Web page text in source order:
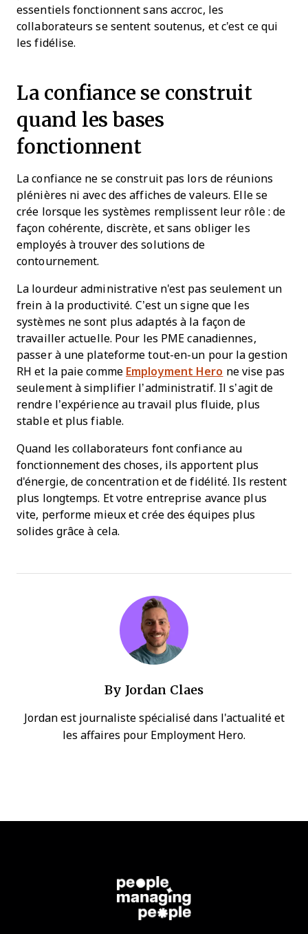
essentiels fonctionnent sans accroc, les
collaborateurs se sentent soutenus, et c'est ce qui
les fidélise.
La confiance se construit
quand les bases
fonctionnent
La confiance ne se construit pas lors de réunions
plénières ni avec des affiches de valeurs. Elle se
crée lorsque les systèmes remplissent leur rôle : de
façon cohérente, discrète, et sans obliger les
employés à trouver des solutions de
contournement.
La lourdeur administrative n'est pas seulement un
frein à la productivité. C’est un signe que les
systèmes ne sont plus adaptés à la façon de
travailler actuelle. Pour les PME canadiennes,
passer à une plateforme tout-en-un pour la gestion
RH et la paie comme Employment Hero ne vise pas
seulement à simplifier l’administratif. Il s’agit de
rendre l’expérience au travail plus fluide, plus
stable et plus fiable.
Quand les collaborateurs font confiance au
fonctionnement des choses, ils apportent plus
d'énergie, de concentration et de fidélité. Ils restent
plus longtemps. Et votre entreprise avance plus
vite, performe mieux et crée des équipes plus
solides grâce à cela.
By Jordan Claes
Jordan est journaliste spécialisé dans l'actualité et
les affaires pour Employment Hero.